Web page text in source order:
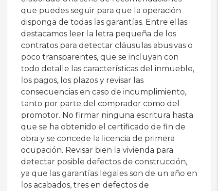
que puedes seguir para que la operación
disponga de todas las garantías. Entre ellas
destacamos leer la letra pequeña de los
contratos para detectar cláusulas abusivas o
poco transparentes, que se incluyan con
todo detalle las características del inmueble,
los pagos, los plazos y revisar las
consecuencias en caso de incumplimiento,
tanto por parte del comprador como del
promotor. No firmar ninguna escritura hasta
que se ha obtenido el certificado de fin de
obra y se concede la licencia de primera
ocupación. Revisar bien la vivienda para
detectar posible defectos de construcción,
ya que las garantías legales son de un año en
los acabados, tres en defectos de